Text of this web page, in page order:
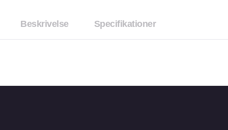
Beskrivelse Specifikationer